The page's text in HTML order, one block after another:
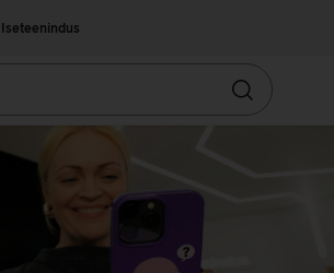
Iseteenindus
Otsin